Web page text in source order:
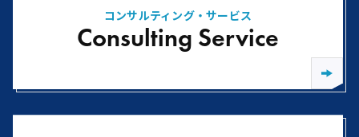
コンサルティング・サービス
Consulting Service